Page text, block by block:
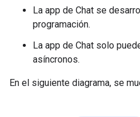
La app de Chat se
programación.
La app de Chat solo
asíncronos.
En el siguiente diagrama, se